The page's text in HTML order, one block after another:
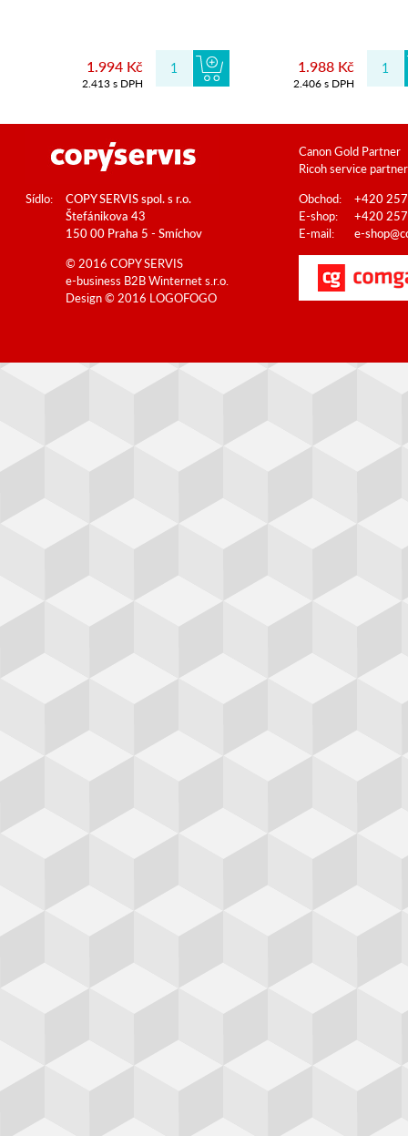
1.994 Kč
2.413 s DPH
1.988 Kč
2.406 s DPH
Canon Gold Partner
Ricoh service partner
Sídlo:
COPY SERVIS spol. s r.o.
Štefánikova 43
150 00 Praha 5 - Smíchov
Obchod:
+420
E-shop:
+420
E-mail:
e-
© 2016 COPY SERVIS
e-business B2BWinternet s.r.o.
Design © 2016 LOGOFOGO